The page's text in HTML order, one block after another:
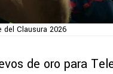
del Clausura 2026
de oro para